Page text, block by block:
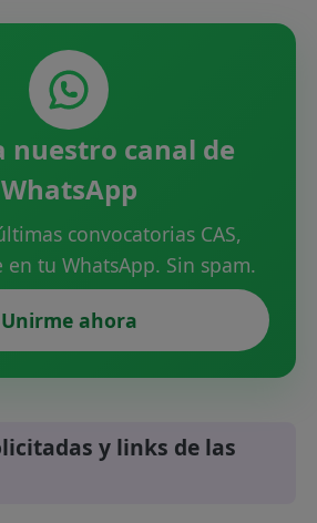
nuestro canal de
WhatsApp
convocatorias CAS,
tu WhatsApp. Sin spam.
Unirme ahora
y links de las